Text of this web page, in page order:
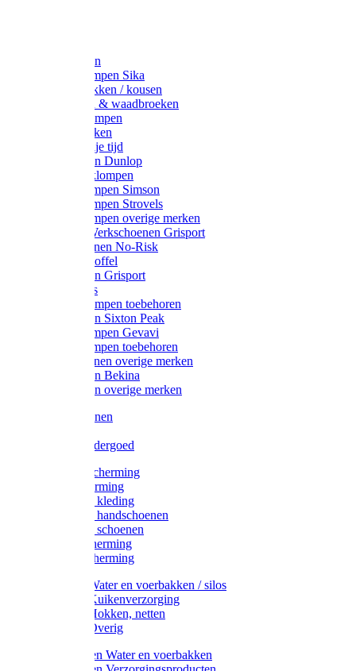
Werksokken
Schoenklompen Sika
Thermo sokken / kousen
Lieslaarzen & waadbroeken
Houten klompen
Wandelsokken
Laarzen vrije tijd
Werklaarzen Dunlop
Kunststof klompen
Schoenklompen Simson
Schoenklompen Strovels
Schoenklompen overige merken
Wandel-/ Werkschoenen Grisport
Werkschoenen No-Risk
Klomppantoffel
Werklaarzen Grisport
Accessoires
Houten klompen toebehoren
Werklaarzen Sixton Peak
Schoenklompen Gevavi
Schoenklompen toebehoren
Werkschoenen overige merken
Werklaarzen Bekina
Werklaarzen overige merken
Handschoenen
Thermo ondergoed
Gehoorbescherming
Oogbescherming
Disposable kleding
Disposable handschoenen
Disposable schoenen
Mondbescherming
Hoofdbescherming
Pluimvee Water en voerbakken / silos
Pluimvee Kuikenverzorging
Pluimvee Hokken, netten
Pluimvee Overig
Knaagdieren Water en voerbakken